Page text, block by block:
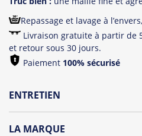
Repassage et lavage à
Livraison gratuite à partir de
et retour sous 30 jours.
Paiement 100% sécurisé
ENTRETIEN
LA MARQUE